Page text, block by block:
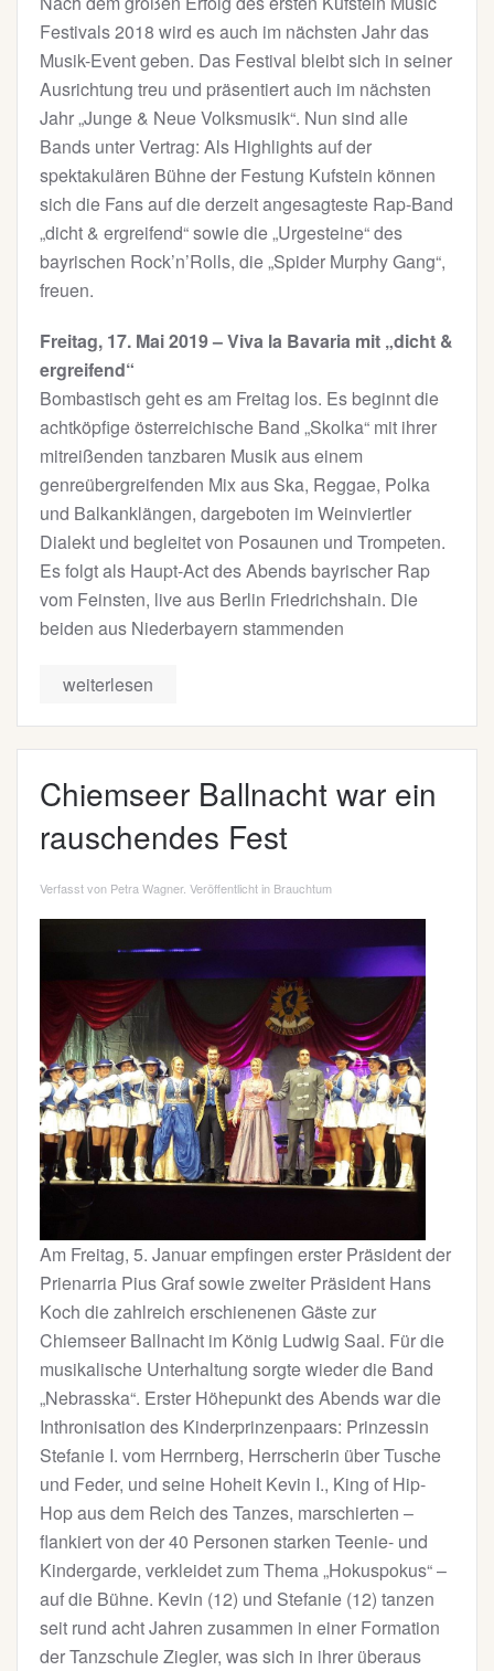
Festivals 2018 wird es auch im nächsten Jahr das
Musik-Event geben. Das Festival bleibt sich in seiner
Ausrichtung treu und präsentiert auch im nächsten
Jahr „Junge & Neue Volksmusik“. Nun sind alle
Bands unter Vertrag: Als Highlights auf der
spektakulären Bühne der Festung Kufstein können
sich die Fans auf die derzeit angesagteste Rap-Band
„dicht & ergreifend“ sowie die „Urgesteine“ des
bayrischen Rock’n’Rolls, die „Spider Murphy Gang“,
freuen.
Freitag, 17. Mai 2019 – Viva la Bavaria mit „dicht &
ergreifend“
Bombastisch geht es am Freitag los. Es beginnt die
achtköpfige österreichische Band „Skolka“ mit ihrer
mitreißenden tanzbaren Musik aus einem
genreübergreifenden Mix aus Ska, Reggae, Polka
und Balkanklängen, dargeboten im Weinviertler
Dialekt und begleitet von Posaunen und Trompeten.
Es folgt als Haupt-Act des Abends bayrischer Rap
vom Feinsten, live aus Berlin Friedrichshain. Die
beiden aus Niederbayern stammenden
weiterlesen
Chiemseer Ballnacht war ein
rauschendes Fest
Verfasst von Petra Wagner. Veröffentlicht in Brauchtum
Am Freitag, 5. Januar empfingen erster Präsident der
Prienarria Pius Graf sowie zweiter Präsident Hans
Koch die zahlreich erschienenen Gäste zur
Chiemseer Ballnacht im König Ludwig Saal. Für die
musikalische Unterhaltung sorgte wieder die Band
„Nebrasska“. Erster Höhepunkt des Abends war die
Inthronisation des Kinderprinzenpaars: Prinzessin
Stefanie I. vom Herrnberg, Herrscherin über Tusche
und Feder, und seine Hoheit Kevin I., King of Hip-
Hop aus dem Reich des Tanzes, marschierten –
flankiert von der 40 Personen starken Teenie- und
Kindergarde, verkleidet zum Thema „Hokuspokus“ –
auf die Bühne. Kevin (12) und Stefanie (12) tanzen
seit rund acht Jahren zusammen in einer Formation
der Tanzschule Ziegler, was sich in ihrer überaus